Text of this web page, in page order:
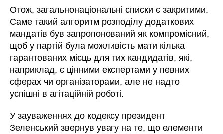
Отож, загальнонаціональні списки є закритими.
Саме такий алгоритм розподілу додаткових
мандатів був запропонований як компромісний,
щоб у партій була можливість мати кілька
гарантованих місць для тих кандидатів, які,
наприклад, є цінними експертами у певних
сферах чи організаторами, але не надто
успішні в агітаційній роботі.
У зауваженнях до кодексу президент
Зеленський звернув увагу на те, що елементи